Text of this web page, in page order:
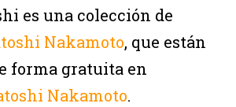
es una colección de
Nakamoto, que están
forma gratuita en
Nakamoto.